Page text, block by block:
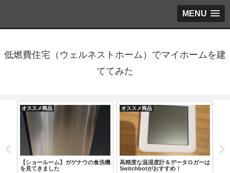
MENU
低燃費住宅（ウェルネストホーム）でマイホームを建
ててみた
オススメ商品
【ショールーム】ガゲナウの食洗機
を見てきました
オススメ商品
高精度な温湿度計＆データロガーは
Switchbotがおすすめ！